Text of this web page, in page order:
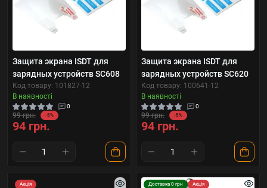
Защита экрана ISDT для
зарядных устройств SC608
Код товару: 101827-12
В наявності
0
99 грн. -5%
94 грн.
Защита экрана ISDT для
зарядных устройств SC620
Код товару: 100641-12
В наявності
0
99 грн. -5%
94 грн.
Акція Доставка 0 грн
Акція